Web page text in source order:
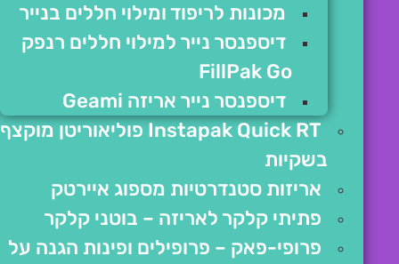
מכונות לריפוד ומילוי חללים בנייר
דיספנסר נייר למילוי חללים רנפק
FillPak Go
דיספנסר נייר אריזה Geami
Instapak Quick RT פוליאוריטן מוקצף
בשקיות
אריזות סטנדרטיות מספוג איירטק
פתיתי קלקר לאריזה – בוטני קלקר
פרופי-פאק – פרופילים ופינות הגנה על